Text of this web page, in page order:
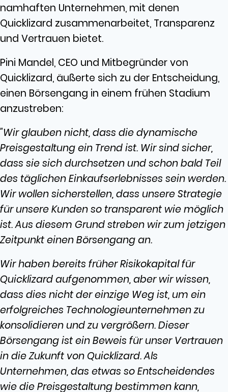
namhaften Unternehmen, mit denen
Quicklizard zusammenarbeitet, Transparenz
und Vertrauen bietet.
Pini Mandel, CEO und Mitbegründer von
Quicklizard, äußerte sich zu der Entscheidung,
einen Börsengang in einem frühen Stadium
anzustreben:
"Wir glauben nicht, dass die dynamische
Preisgestaltung ein Trend ist. Wir sind sicher,
dass sie sich durchsetzen und schon bald Teil
des täglichen Einkaufserlebnisses sein werden.
Wir wollen sicherstellen, dass unsere Strategie
für unsere Kunden so transparent wie möglich
ist. Aus diesem Grund streben wir zum jetzigen
Zeitpunkt einen Börsengang an.
Wir haben bereits früher Risikokapital für
Quicklizard aufgenommen, aber wir wissen,
dass dies nicht der einzige Weg ist, um ein
erfolgreiches Technologieunternehmen zu
konsolidieren und zu vergrößern. Dieser
Börsengang ist ein Beweis für unser Vertrauen
in die Zukunft von Quicklizard. Als
Unternehmen, das etwas so Entscheidendes
wie die Preisgestaltung bestimmen kann,